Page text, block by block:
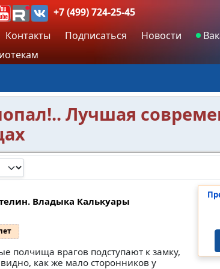
+7 (499) 724-25-45
Контакты Подписаться Новости
Лучшая
Владыка Калькуары
полчища врагов подступают к замку,
как же мало сторонников у